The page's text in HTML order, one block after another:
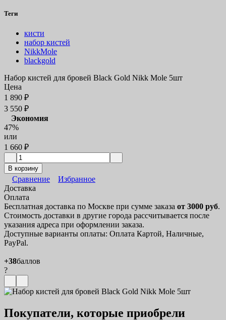
Теги
кисти
набор кистей
NikkMole
blackgold
Набор кистей для бровей Black Gold Nikk Mole 5шт
Цена
1 890 ₽
3 550 ₽
Экономия
47%
или
1 660 ₽
В корзину
Сравнение
Избранное
Доставка
Оплата
Бесплатная доставка по Москве при сумме заказа от 3000 руб.
Стоимость доставки в другие города рассчитывается после
указания адреса при оформлении заказа.
Доступные варианты оплаты: Оплата Картой, Наличные,
PayPal.
+38баллов
?
Покупатели, которые приобрели